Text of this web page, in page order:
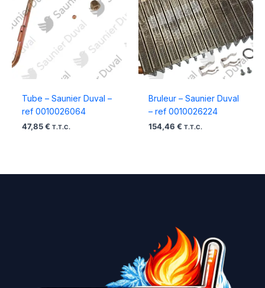
Tube – Saunier Duval –
ref 0010026064
47,85 € T.T.C.
Bruleur – Saunier Duval
– ref 0010026224
154,46 € T.T.C.